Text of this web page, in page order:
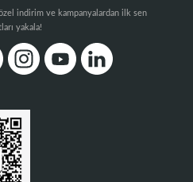
indirim ve kampanyalardan ilk sen
yakala!